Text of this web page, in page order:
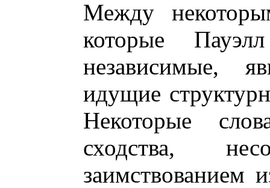
Между
которые
независимые,
идущие
Некоторые
сходства,
заимствованием